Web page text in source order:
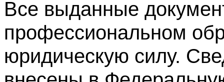
Все выданные
профессиональном
юридическую силу.